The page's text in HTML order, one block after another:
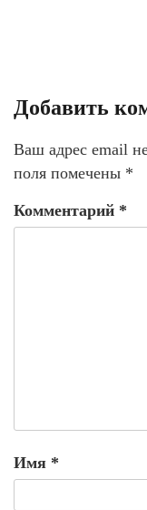
Добавить
Ваш адрес email
поля помечены *
Комментарий *
Имя *